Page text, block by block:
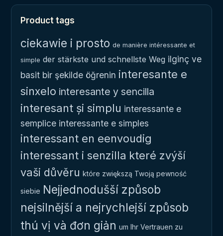
Product tags
ciekawie i prosto de manière intéressante et
simple der stärkste und schnellste Weg ilginç ve
basit bir şekilde öğrenin interesante e
sinxelo interesante y sencilla
interesant și simplu interessante e
semplice interessante e simples
interessant en eenvoudig
interessant i senzilla které zvýší
vaši důvěru które zwiększą Twoją pewność
siebie Nejjednodušší způsob
nejsilnější a nejrychlejší způsob
thú vị và đơn giản um Ihr Vertrauen zu